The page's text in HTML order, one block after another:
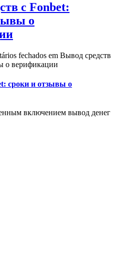
с Fonbet:
о
fechados em Вывод средств
о верификации
сроки и отзывы о
включением вывод денег